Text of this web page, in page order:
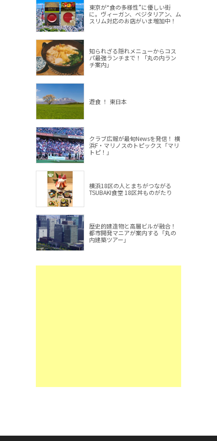
東京が“食の多様性”に優しい街
に。ヴィーガン、ベジタリアン、ム
スリム対応のお店がいま増加中！
知られざる隠れメニューからコス
パ最強ランチまで！「丸の内ラン
チ案内」
遊食 ！ 東日本
クラブ広報が最旬Newsを発信！ 横
浜F・マリノスのトピックス「マリ
トピ！」
横浜18区の人とまちがつながる
TSUBAKI食堂 18区丼ものがたり
歴史的建造物と高層ビルが融合！
都市開発マニアが案内する「丸の
内建築ツアー」